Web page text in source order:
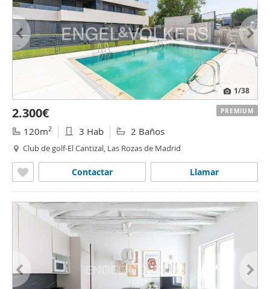
1/38
2.300€
120m2 3 Hab 2 Baños
Club de golf-El Cantizal, Las Rozas de Madrid
Llamar
Contactar
PREMIUM